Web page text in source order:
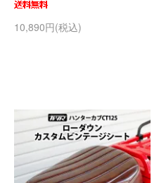
10,890円(税込)